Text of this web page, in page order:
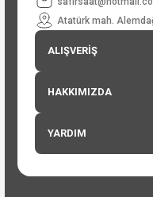
Atatürk mah.
ALIŞVERİŞ
HAKKIMIZDA
YARDIM